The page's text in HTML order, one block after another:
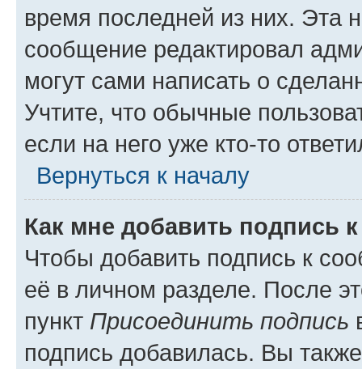
время последней из них. Эта
сообщение редактировал
могут сами написать о
Учтите, что обычные
если на него уже кто-то
Вернуться к началу
Как мне добавить подпись
Чтобы добавить подпись к
её в личном разделе. После
пункт Присоединить подпись
подпись добавилась. Вы